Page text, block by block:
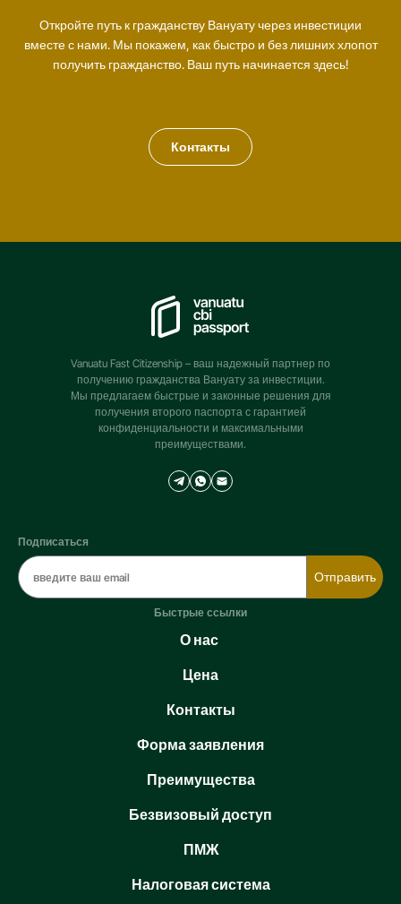
Откройте путь к гражданству Вануату через инвестиции
вместе с нами. Мы покажем, как быстро и без лишних хлопот
получить гражданство. Ваш путь начинается здесь!
Контакты
Vanuatu Fast Citizenship – ваш надежный партнер по
получению гражданства Вануату за инвестиции.
Мы предлагаем быстрые и законные решения для
получения второго паспорта с гарантией
конфиденциальности и максимальными
преимуществами.
Подписаться
Отправить
Быстрые ссылки
О нас
Цена
Контакты
Форма заявления
Преимущества
Безвизовый доступ
ПМЖ
Налоговая система